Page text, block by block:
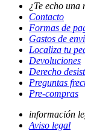
¿Te echo una
Contacto
Formas de
Gastos de
Localiza tu
Devoluciones
Derecho
Preguntas
Pre-compras
información
Aviso legal